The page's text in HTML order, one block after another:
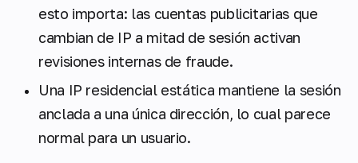
esto importa: las cuentas publicitarias que
cambian de IP a mitad de sesión activan
revisiones internas de fraude.
Una IP residencial estática mantiene la sesión
anclada a una única dirección, lo cual parece
normal para un usuario.